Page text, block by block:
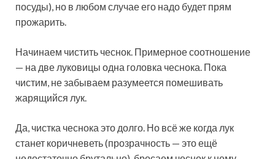
посуды), но в любом случае его надо будет прям
прожарить.
Начинаем чистить чеснок. Примерное соотношение
— на две луковицы одна головка чеснока. Пока
чистим, не забываем разумеется помешивать
жарящийся лук.
Да, чистка чеснока это долго. Но всё же когда лук
станет коричневеть (прозрачность — это ещё